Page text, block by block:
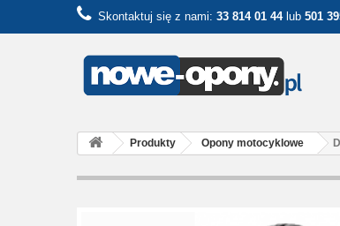
Skontaktuj się z nami: 33 814 01 44lub 501
Produkty Opony motocyklowe